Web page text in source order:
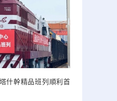
什幹精品班列順利首